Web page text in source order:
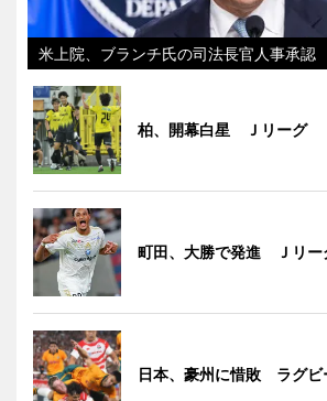
米上院、ブランチ氏の司法長官人事承認
柏、開幕白星 Ｊリーグ
町田、大勝で発進 Ｊリー
日本、豪州に惜敗 ラグビ